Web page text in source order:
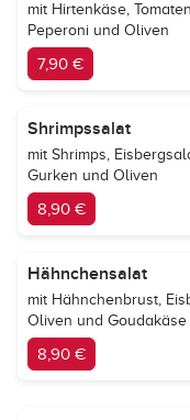
mit Hirtenkäse,
Peperoni und Oliven
7,90 €
Shrimpssalat
mit Shrimps,
Gurken und Oliven
8,90 €
Hähnchensalat
mit Hähnchenbrust,
Oliven und Goudakäse
8,90 €